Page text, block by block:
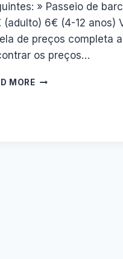
» Passeio de
(adulto) 6€ (4-12 anos)
de preços completa
os preços…
MOREPASSEIO